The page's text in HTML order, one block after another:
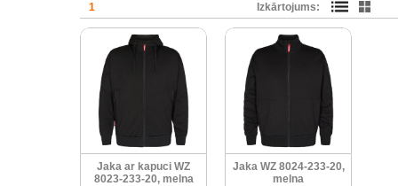
1 Izkārtojums:
Jaka ar kapuci WZ
8023-233-20, melna
Jaka WZ 8024-233-20,
melna